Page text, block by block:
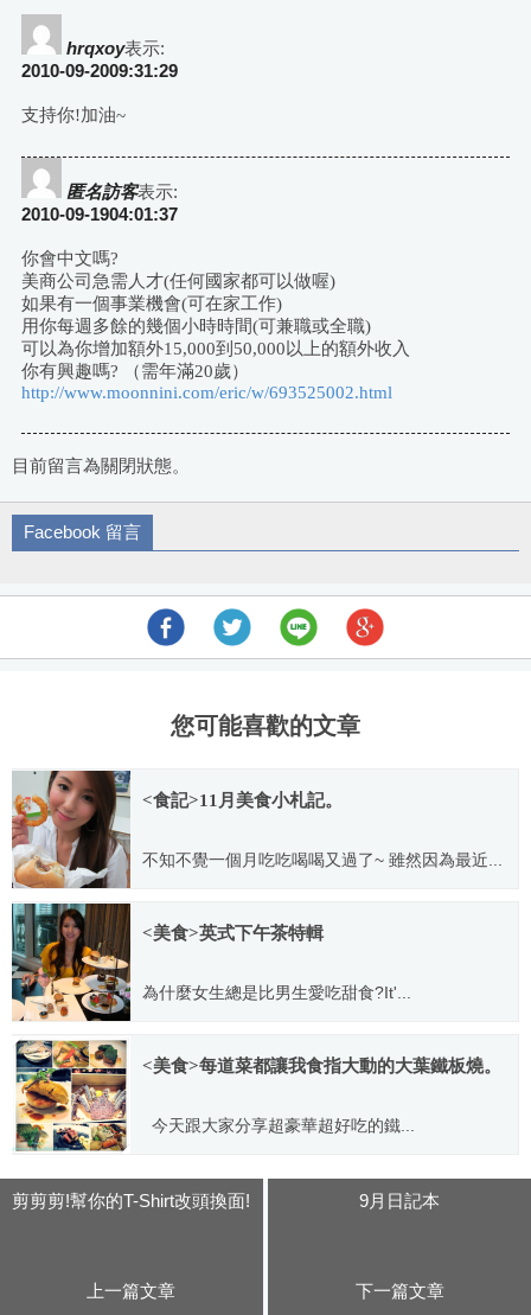
hrqxoy表示:
2010-09-2009:31:29
支持你!加油~
匿名訪客表示:
2010-09-1904:01:37
你會中文嗎?
美商公司急需人才(任何國家都可以做喔)
如果有一個事業機會(可在家工作)
用你每週多餘的幾個小時時間(可兼職或全職)
可以為你增加額外15,000到50,000以上的額外收入
你有興趣嗎? （需年滿20歲）
http://www.moonnini.com/eric/w/693525002.html
目前留言為關閉狀態。
Facebook 留言
您可能喜歡的文章
<食記>11月美食小札記。
不知不覺一個月吃吃喝喝又過了~ 雖然因為最近...
2011.12.08
<美食>英式下午茶特輯
為什麼女生總是比男生愛吃甜食?It'...
2011.03.29
<美食>每道菜都讓我食指大動的大葉鐵板燒。
今天跟大家分享超豪華超好吃的鐵...
剪剪剪!幫你的T-Shirt改頭換面!
上一篇文章
9月日記本
下一篇文章